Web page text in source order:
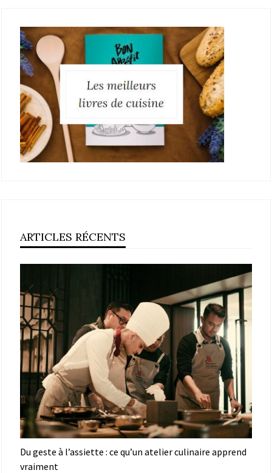
ARTICLES RÉCENTS
Du geste à l’assiette : ce qu’un atelier culinaire apprend
vraiment